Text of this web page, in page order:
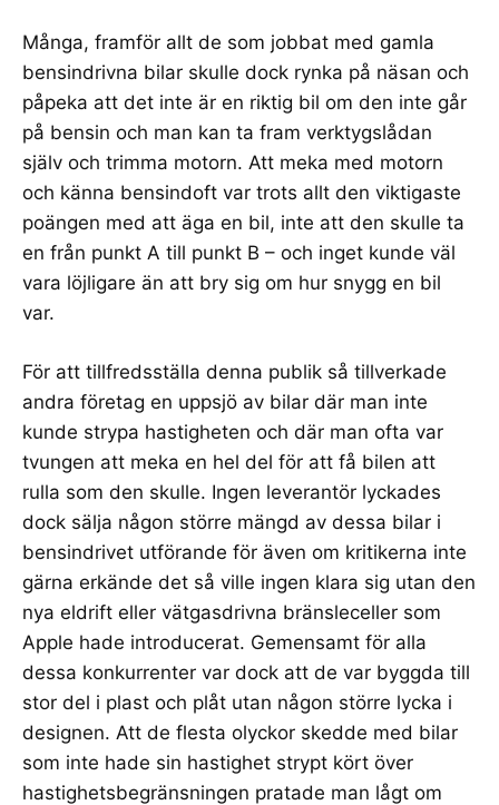
Många, framför allt de som jobbat med gamla
bensindrivna bilar skulle dock rynka på näsan och
påpeka att det inte är en riktig bil om den inte går
på bensin och man kan ta fram verktygslådan
själv och trimma motorn. Att meka med motorn
och känna bensindoft var trots allt den viktigaste
poängen med att äga en bil, inte att den skulle ta
en från punkt A till punkt B – och inget kunde väl
vara löjligare än att bry sig om hur snygg en bil
var.
För att tillfredsställa denna publik så tillverkade
andra företag en uppsjö av bilar där man inte
kunde strypa hastigheten och där man ofta var
tvungen att meka en hel del för att få bilen att
rulla som den skulle. Ingen leverantör lyckades
dock sälja någon större mängd av dessa bilar i
bensindrivet utförande för även om kritikerna inte
gärna erkände det så ville ingen klara sig utan den
nya eldrift eller vätgasdrivna bränsleceller som
Apple hade introducerat. Gemensamt för alla
dessa konkurrenter var dock att de var byggda till
stor del i plast och plåt utan någon större lycka i
designen. Att de flesta olyckor skedde med bilar
som inte hade sin hastighet strypt kört över
hastighetsbegränsningen pratade man lågt om